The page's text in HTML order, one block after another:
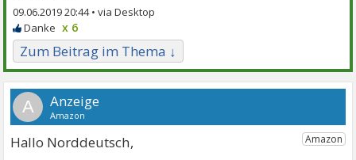
09.06.2019 20:44 •
x 6
Zum Beitrag im Thema ↓
A
Hallo Norddeutsch,